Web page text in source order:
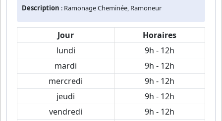
Description : Ramonage Cheminée, Ramoneur
Jour
Horaires
lundi
9h - 12h
mardi
9h - 12h
mercredi
9h - 12h
jeudi
9h - 12h
vendredi
9h - 12h